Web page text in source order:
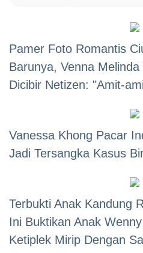
Pamer Foto Romantis
Barunya, Venna
Dicibir Netizen: "Amit-
Vanessa Khong Pacar
Jadi Tersangka Kasus
Terbukti Anak Kandung
Ini Buktikan Anak
Ketiplek Mirip Dengan